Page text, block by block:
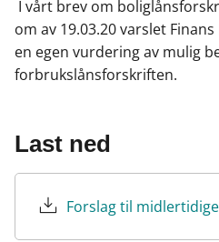
I vårt brev om
om av 19.03.20 varslet
en egen vurdering av mulig
forbrukslånsforskriften.
Last ned